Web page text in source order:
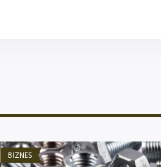
BIZNES